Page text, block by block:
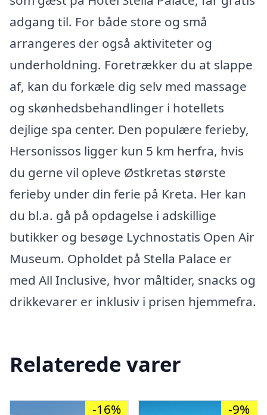
adgang til. For både store og små
arrangeres der også aktiviteter og
underholdning. Foretrækker du at slappe
af, kan du forkæle dig selv med massage
og skønhedsbehandlinger i hotellets
dejlige spa center. Den populære ferieby,
Hersonissos ligger kun 5 km herfra, hvis
du gerne vil opleve Østkretas største
ferieby under din ferie på Kreta. Her kan
du bl.a. gå på opdagelse i adskillige
butikker og besøge Lychnostatis Open Air
Museum. Opholdet på Stella Palace er
med All Inclusive, hvor måltider, snacks og
drikkevarer er inklusiv i prisen hjemmefra.
Relaterede varer
-16% -9%